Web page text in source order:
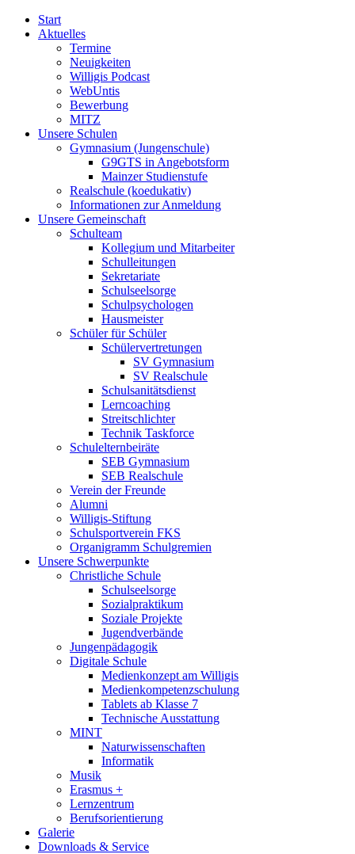
Start
Aktuelles
Termine
Neuigkeiten
Willigis Podcast
WebUntis
Bewerbung
MITZ
Unsere Schulen
Gymnasium (Jungenschule)
G9GTS in Angebotsform
Mainzer Studienstufe
Realschule (koedukativ)
Informationen zur Anmeldung
Unsere Gemeinschaft
Schulteam
Kollegium und Mitarbeiter
Schulleitungen
Sekretariate
Schulseelsorge
Schulpsychologen
Hausmeister
Schüler für Schüler
Schülervertretungen
SV Gymnasium
SV Realschule
Schulsanitätsdienst
Lerncoaching
Streitschlichter
Technik Taskforce
Schulelternbeiräte
SEB Gymnasium
SEB Realschule
Verein der Freunde
Alumni
Willigis-Stiftung
Schulsportverein FKS
Organigramm Schulgremien
Unsere Schwerpunkte
Christliche Schule
Schulseelsorge
Sozialpraktikum
Soziale Projekte
Jugendverbände
Jungenpädagogik
Digitale Schule
Medienkonzept am Willigis
Medienkompetenzschulung
Tablets ab Klasse 7
Technische Ausstattung
MINT
Naturwissenschaften
Informatik
Musik
Erasmus +
Lernzentrum
Berufsorientierung
Galerie
Downloads & Service